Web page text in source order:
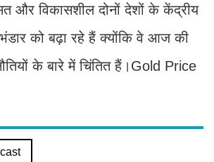
और विकासशील दोनों देशों के केंद्रीय
को बढ़ा रहे हैं क्योंकि वे आज की
के बारे में चिंतित हैं।Gold Price